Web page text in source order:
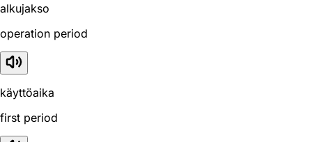
alkujakso
operation period
käyttöaika
first period